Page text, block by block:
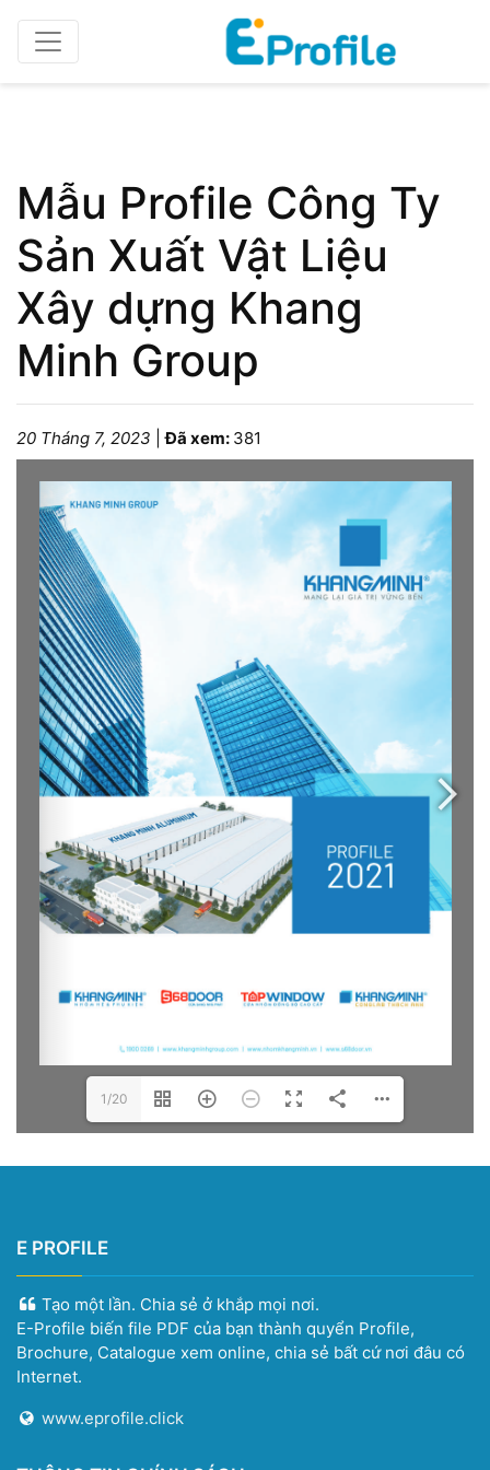
HomeProfile doanh nghiệp
Mẫu Profile Công Ty
Sản Xuất Vật Liệu
Xây dựng Khang
Minh Group
20 Tháng 7, 2023 |Đã xem: 381
1/20
E PROFILE
Tạo một lần. Chia sẻ ở khắp mọi nơi.
E-Profile biến file PDF của bạn thành quyển Profile,
Brochure, Catalogue xem online, chia sẻ bất cứ nơi đâu có
Internet.
www.eprofile.click